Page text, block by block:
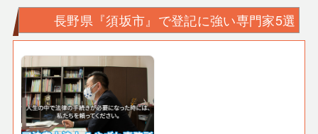
長野県『須坂市』で登記に強い専門家5選